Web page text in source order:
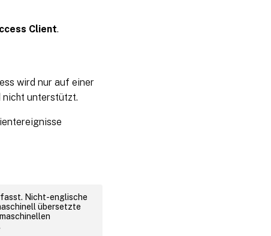
Client.
wird nur auf einer
nicht unterstützt.
Nicht-englische
übersetzte